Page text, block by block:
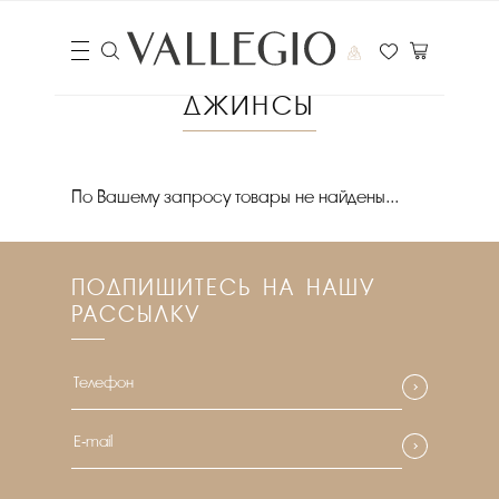
ДЖИНСЫ
Очистить фильтры
По Вашему запросу товары не найдены...
ПОДПИШИТЕСЬ НА НАШУ
РАССЫЛКУ